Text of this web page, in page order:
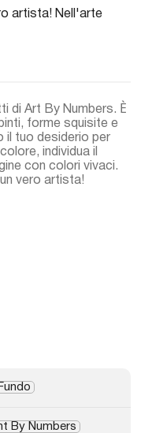
artista! Nell'arte
di Art By Numbers. È
forme squisite e
il tuo desiderio per
individua il
con colori vivaci.
vero artista!
By Numbers